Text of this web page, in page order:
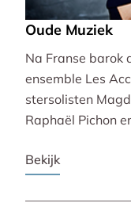
Oude Muziek
Na Franse barok
ensemble Les
stersolisten
Raphaël Pichon
Bachvereniging
Bekijk